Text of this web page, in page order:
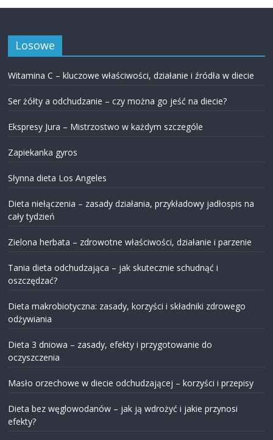
Losowe
Witamina C – kluczowe właściwości, działanie i źródła w diecie
Ser żółty a odchudzanie – czy można go jeść na diecie?
Ekspresy Jura – Mistrzostwo w każdym szczególe
Zapiekanka gyros
Słynna dieta Los Angeles
Dieta niełączenia – zasady działania, przykładowy jadłospis na
cały tydzień
Zielona herbata – zdrowotne właściwości, działanie i parzenie
Tania dieta odchudzająca – jak skutecznie schudnąć i
oszczędzać?
Dieta makrobiotyczna: zasady, korzyści i składniki zdrowego
odżywiania
Dieta 3 dniowa – zasady, efekty i przygotowanie do
oczyszczenia
Masło orzechowe w diecie odchudzającej – korzyści i przepisy
Dieta bez węglowodanów – jak ją wdrożyć i jakie przynosi
efekty?